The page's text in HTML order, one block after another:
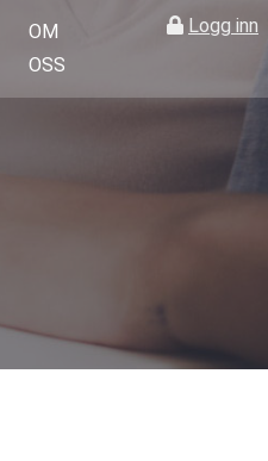
Logg inn
OM
OSS